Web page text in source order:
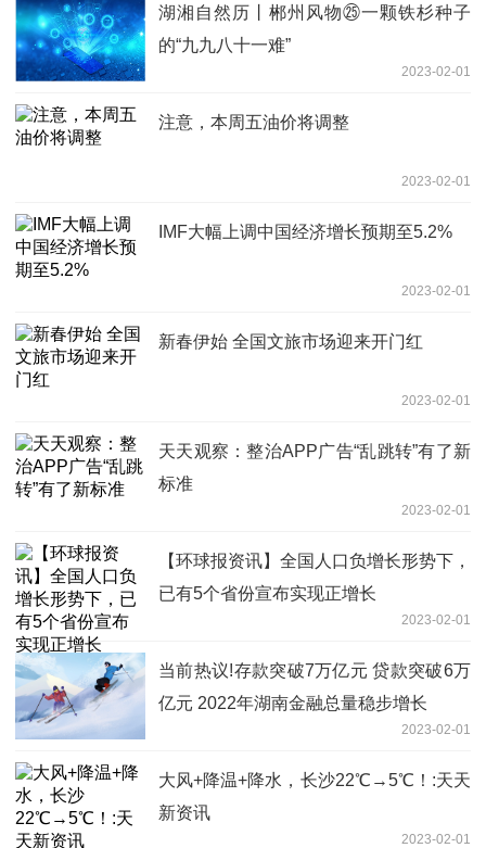
湖湘自然历丨郴州风物㉕一颗铁杉种子
的“九九八十一难”
2023-02-01
注意，本周五油价将调整
2023-02-01
IMF大幅上调中国经济增长预期至5.2%
2023-02-01
新春伊始 全国文旅市场迎来开门红
2023-02-01
天天观察：整治APP广告“乱跳转”有了新
标准
2023-02-01
【环球报资讯】全国人口负增长形势下，
已有5个省份宣布实现正增长
2023-02-01
当前热议!存款突破7万亿元 贷款突破6万
亿元 2022年湖南金融总量稳步增长
2023-02-01
大风+降温+降水，长沙22℃→5℃！:天天
新资讯
2023-02-01